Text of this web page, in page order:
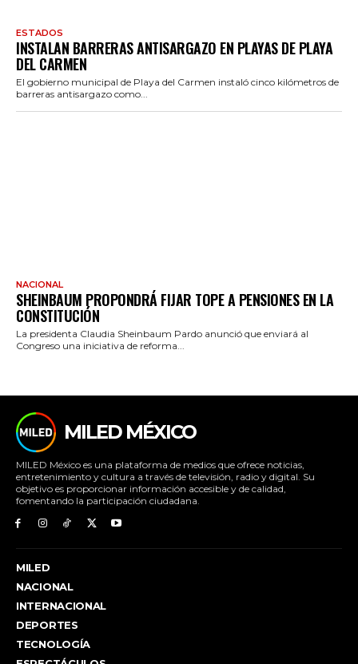
ESTADOS
INSTALAN BARRERAS ANTISARGAZO EN PLAYAS DE PLAYA
DEL CARMEN
El gobierno municipal de Playa del Carmen instaló cinco kilómetros de
barreras antisargazo como...
NACIONAL
SHEINBAUM PROPONDRÁ FIJAR TOPE A PENSIONES EN LA
CONSTITUCIÓN
La presidenta Claudia Sheinbaum Pardo anunció que enviará al
Congreso una iniciativa de reforma...
MILED MÉXICO
MILED México es una plataforma de medios que ofrece noticias,
entretenimiento y cultura a través de televisión, radio y digital. Su
objetivo es proporcionar información accesible y de calidad,
fomentando la participación ciudadana.
MILED
NACIONAL
INTERNACIONAL
DEPORTES
TECNOLOGÍA